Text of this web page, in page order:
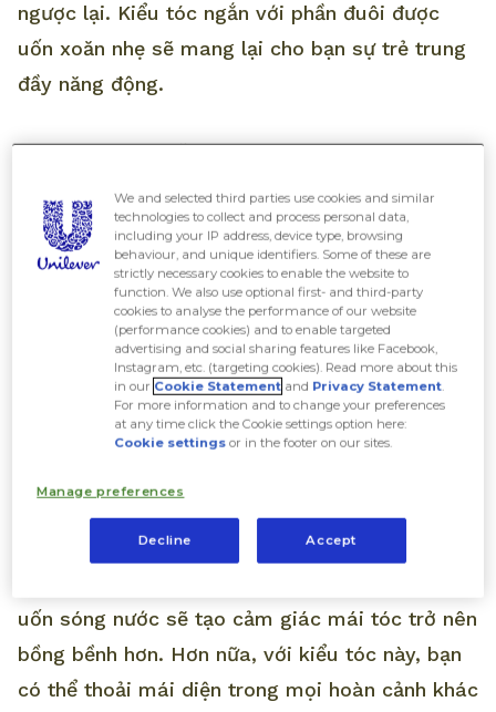
ngược lại. Kiểu tóc ngắn với phần đuôi được
uốn xoăn nhẹ sẽ mang lại cho bạn sự trẻ trung
đầy năng động.
giúp cho bạn thoải mái kết hợp với nhiều kiểu
tóc như mái ngố, mái xéo, mái thưa Hàn Quốc
hay không mái,... để tạo nên sự mới mẻ mỗi
2. Tóc uốn đuôi gợn sóng nước
Nếu bạn là một cô nàng bánh bèo thì kiểu tóc
chọn phù hợp nhất.
uốn sóng nước sẽ tạo cảm giác mái tóc trở nên
bồng bềnh hơn. Hơn nữa, với kiểu tóc này, bạn
có thể thoải mái diện trong mọi hoàn cảnh khác
We and selected third parties use cookies and similar
technologies to collect and process personal data,
including your IP address, device type, browsing
behaviour, and unique identifiers. Some of these are
strictly necessary cookies to enable the website to
function. We also use optional first- and third-party
cookies to analyse the performance of our website
(performance cookies) and to enable targeted
advertising and social sharing features like Facebook,
Instagram, etc. (targeting cookies). Read more about this
in our Cookie Statement and Privacy Statement.
For more information and to change your preferences
at any time click the Cookie settings option here:
Cookie settings or in the footer on our sites.
Manage preferences
Decline Accept